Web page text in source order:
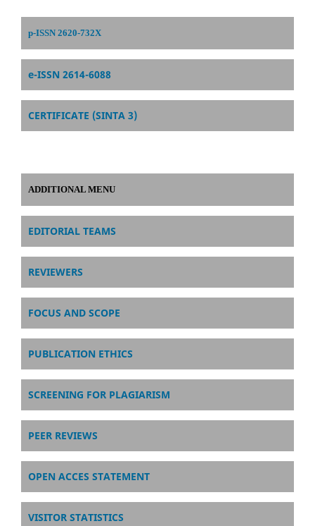
p-ISSN 2620-732X
e-ISSN 2614-6088
CERTIFICATE (SINTA 3)
ADDITIONAL MENU
EDITORIAL TEAMS
REVIEWERS
FOCUS AND SCOPE
PUBLICATION ETHICS
SCREENING FOR PLAGIARISM
PEER REVIEWS
OPEN ACCES STATEMENT
VISITOR STATISTICS